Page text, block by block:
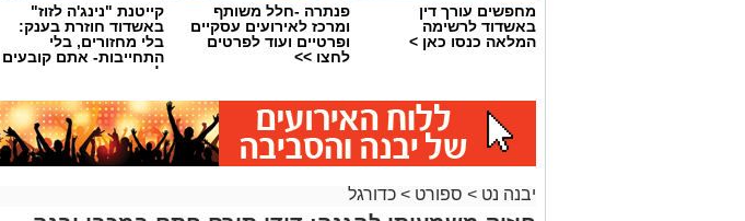
מחפשים עורך דין
באשדוד לרשימה
המלאה כנסו כאן >
פנתרה -חלל משותף
ומרכז לאירועים עסקיים
ופרטיים ועוד לפרטים
לחצו >>
קייטנת "נינג'ה לזוז"
באשדוד חוזרת בענק:
בלי מחזורים, בלי
התחייבות- אתם קובעים
לכמה ואיזה ימים
יבנה נט > ספורט > כדורגל